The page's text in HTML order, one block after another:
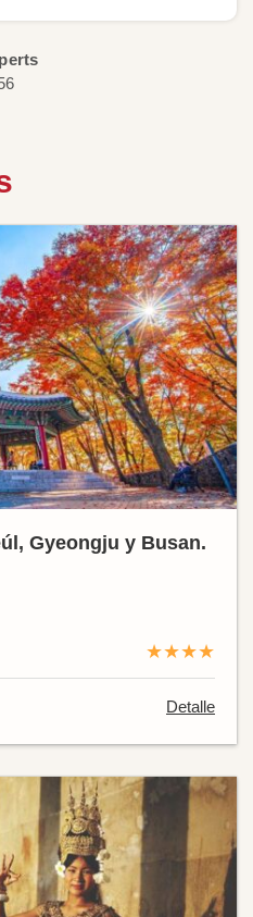
Gyeongju y Busan.
★★★★
Detalle